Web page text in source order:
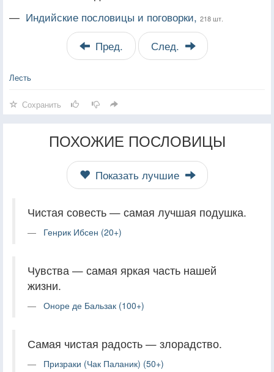
— Индийские пословицы и поговорки, 218 шт.
Пред. След.
Лесть
Сохранить
ПОХОЖИЕ ПОСЛОВИЦЫ
Показать лучшие
Чистая совесть — самая лучшая подушка.
Генрик Ибсен (20+)
Чувства — самая яркая часть нашей
жизни.
Оноре де Бальзак (100+)
Самая чистая радость — злорадство.
Призраки (Чак Паланик) (50+)